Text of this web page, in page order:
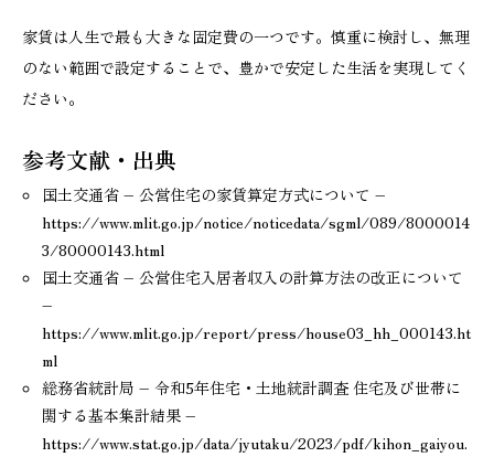
家賃は人生で最も大きな固定費の一つです。慎重に検討し、無理
のない範囲で設定することで、豊かで安定した生活を実現してく
ださい。
参考文献・出典
国土交通省 – 公営住宅の家賃算定方式について –
https://www.mlit.go.jp/notice/noticedata/sgml/089/8000014
3/80000143.html
国土交通省 – 公営住宅入居者収入の計算方法の改正について
–
https://www.mlit.go.jp/report/press/house03_hh_000143.ht
ml
総務省統計局 – 令和5年住宅・土地統計調査 住宅及び世帯に
関する基本集計結果 –
https://www.stat.go.jp/data/jyutaku/2023/pdf/kihon_gaiyou.